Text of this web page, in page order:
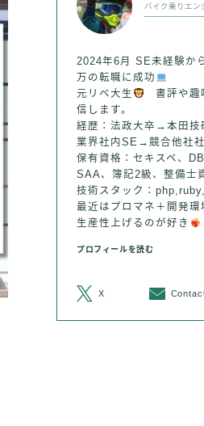
バイク乗りエン
2024年6月 SE未経験か
万の転職に成功
元リベ大生
書評や趣
信します。
経歴：法政大卒→本田
業界社内SE→競合他社
保有資格：セキスペ、
SAA、簿記2級、整備士
技術スタック：
最近はプロマネ＋開発環
生産性上げるのが好き
プロフィールを読む
X